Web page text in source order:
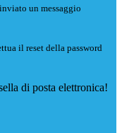
un messaggio
il reset della password
di posta elettronica!